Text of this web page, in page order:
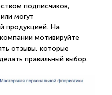
подписчиков,
могут
продукцией. На
мотивируйте
отзывы, которые
правильный выбор.